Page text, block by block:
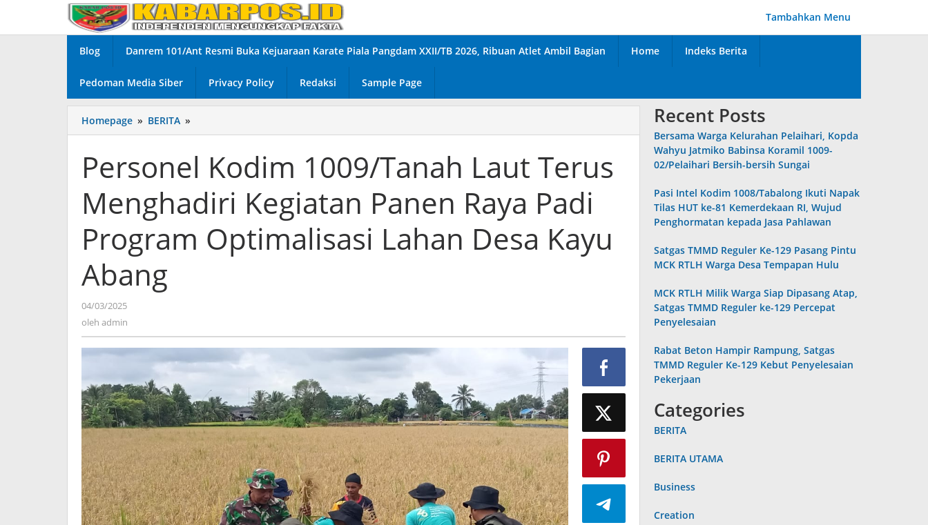
konten
Tambahkan Menu
Blog Danrem 101/Ant Resmi Buka Kejuaraan Karate Piala Pangdam XXII/TB 2026, Ribuan Atlet Ambil Bagian Home Indeks Berita
Pedoman Media Siber Privacy Policy Redaksi Sample Page
Homepage » BERITA »
Kodim
Laut
Terus
Menghadiri
Kegiatan
Raya
Padi
Abang
Personel Kodim 1009/Tanah Laut Terus
Menghadiri Kegiatan Panen Raya Padi
Program Optimalisasi Lahan Desa Kayu
Abang
04/03/2025
oleh admin
Recent Posts
Bersama Warga Kelurahan Pelaihari, Kopda
Wahyu Jatmiko Babinsa Koramil 1009-
02/Pelaihari Bersih-bersih Sungai
Pasi Intel Kodim 1008/Tabalong Ikuti Napak
Tilas HUT ke-81 Kemerdekaan RI, Wujud
Penghormatan kepada Jasa Pahlawan
Satgas TMMD Reguler Ke-129 Pasang Pintu
MCK RTLH Warga Desa Tempapan Hulu
MCK RTLH Milik Warga Siap Dipasang Atap,
Satgas TMMD Reguler ke-129 Percepat
Penyelesaian
Rabat Beton Hampir Rampung, Satgas
TMMD Reguler Ke-129 Kebut Penyelesaian
Pekerjaan
Categories
BERITA
BERITA UTAMA
Business
Creation